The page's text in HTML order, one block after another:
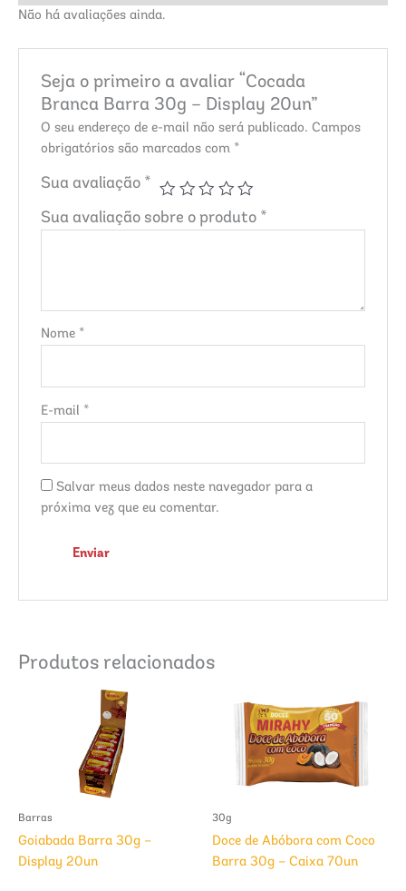
Não há avaliações ainda.
Seja o primeiro a avaliar “Cocada
Branca Barra 30g – Display 20un”
O seu endereço de e-mail não será publicado. Campos
obrigatórios são marcados com *
Sua avaliação *
Sua avaliação sobre o produto *
Nome *
E-mail *
Salvar meus dados neste navegador para a
próxima vez que eu comentar.
Produtos relacionados
Barras
Goiabada Barra 30g –
Display 20un
30g
Doce de Abóbora com Coco
Barra 30g – Caixa 70un